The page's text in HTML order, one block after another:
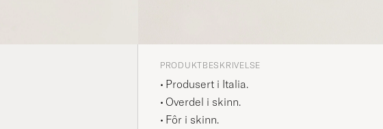
PRODUKTBESKRIVELSE
Produsert i Italia.
Overdel i skinn.
Fôr i skinn.